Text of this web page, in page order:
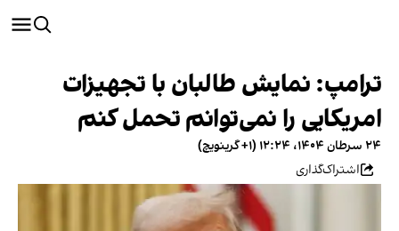
ترامپ: نمایش طالبان با تجهیزات
امریکایی را نمی‌توانم تحمل کنم
۲۴ سرطان ۱۴۰۴، ۱۲:۲۴ (‎+۱ گرینویچ)
اشتراک‌گذاری